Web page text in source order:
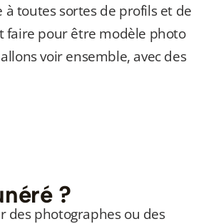
à toutes sortes de profils et de
faire pour être modèle photo
voir ensemble, avec des
?
photographes ou des